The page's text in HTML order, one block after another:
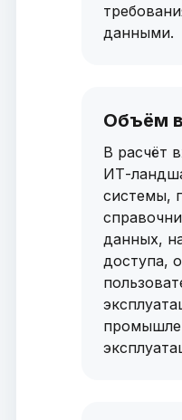
данными.
Объём
В расчёт
ИТ-
системы,
данных,
доступа,